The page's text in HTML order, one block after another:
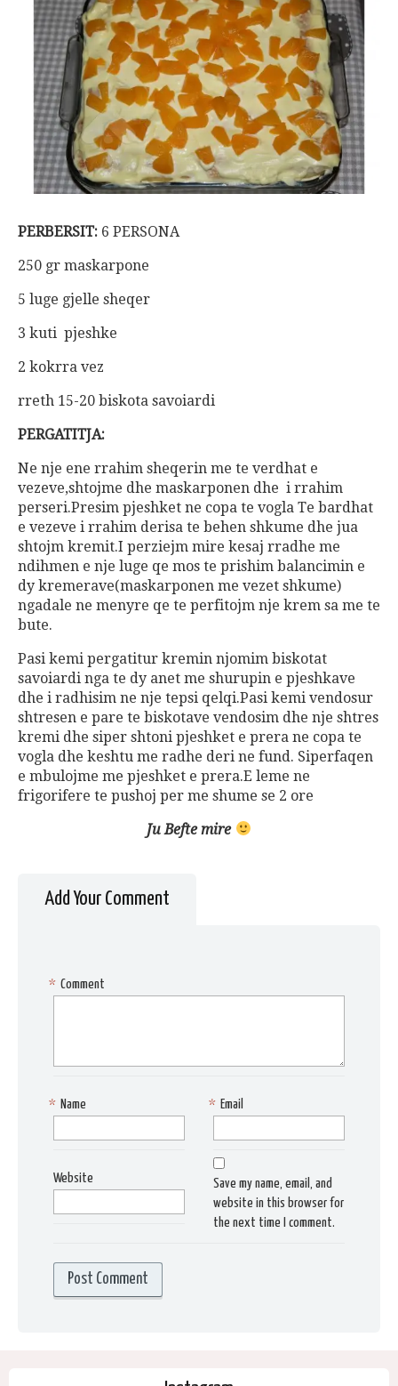
PERBERSIT: 6 PERSONA
250 gr maskarpone
5 luge gjelle sheqer
3 kuti pjeshke
2 kokrra vez
rreth 15-20 biskota savoiardi
PERGATITJA:
Ne nje ene rrahim sheqerin me te verdhat e
vezeve,shtojme dhe maskarponen dhe i rrahim
perseri.Presim pjeshket ne copa te vogla Te bardhat
e vezeve i rrahim derisa te behen shkume dhe jua
shtojm kremit.I perziejm mire kesaj rradhe me
ndihmen e nje luge qe mos te prishim balancimin e
dy kremerave(maskarponen me vezet shkume)
ngadale ne menyre qe te perfitojm nje krem sa me te
bute.
Pasi kemi pergatitur kremin njomim biskotat
savoiardi nga te dy anet me shurupin e pjeshkave
dhe i radhisim ne nje tepsi qelqi.Pasi kemi vendosur
shtresen e pare te biskotave vendosim dhe nje shtres
kremi dhe siper shtoni pjeshket e prera ne copa te
vogla dhe keshtu me radhe deri ne fund. Siperfaqen
e mbulojme me pjeshket e prera.E leme ne
frigorifere te pushoj per me shume se 2 ore
Ju Befte mire
Add Your Comment
Comment
*
Name
* Email
*
Website
Save my name, email, and
website in this browser for
the next time I comment.